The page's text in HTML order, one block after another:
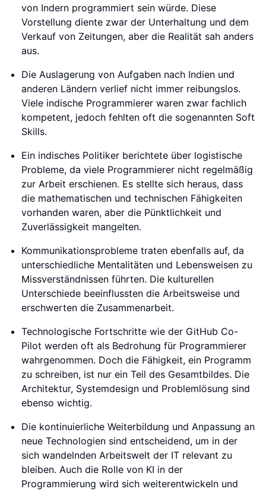
von Indern programmiert sein würde. Diese
Vorstellung diente zwar der Unterhaltung und dem
Verkauf von Zeitungen, aber die Realität sah anders
aus.
Die Auslagerung von Aufgaben nach Indien und
anderen Ländern verlief nicht immer reibungslos.
Viele indische Programmierer waren zwar fachlich
kompetent, jedoch fehlten oft die sogenannten Soft
Skills.
Ein indisches Politiker berichtete über logistische
Probleme, da viele Programmierer nicht regelmäßig
zur Arbeit erschienen. Es stellte sich heraus, dass
die mathematischen und technischen Fähigkeiten
vorhanden waren, aber die Pünktlichkeit und
Zuverlässigkeit mangelten.
Kommunikationsprobleme traten ebenfalls auf, da
unterschiedliche Mentalitäten und Lebensweisen zu
Missverständnissen führten. Die kulturellen
Unterschiede beeinflussten die Arbeitsweise und
erschwerten die Zusammenarbeit.
Technologische Fortschritte wie der GitHub Co-
Pilot werden oft als Bedrohung für Programmierer
wahrgenommen. Doch die Fähigkeit, ein Programm
zu schreiben, ist nur ein Teil des Gesamtbildes. Die
Architektur, Systemdesign und Problemlösung sind
ebenso wichtig.
Die kontinuierliche Weiterbildung und Anpassung an
neue Technologien sind entscheidend, um in der
sich wandelnden Arbeitswelt der IT relevant zu
bleiben. Auch die Rolle von KI in der
Programmierung wird sich weiterentwickeln und